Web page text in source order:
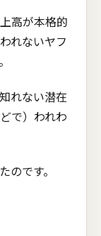
高が本格的
れないヤフ
れない潜在
で）われわ
のです。